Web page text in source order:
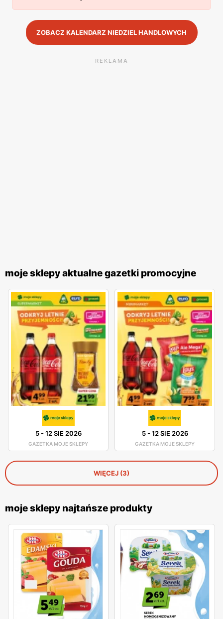
ZOBACZ KALENDARZ NIEDZIEL HANDLOWYCH
REKLAMA
moje sklepy aktualne gazetki promocyjne
5-12 SIE 2026
GAZETKA MOJE SKLEPY
5-12 SIE 2026
GAZETKA MOJE SKLEPY
WIĘCEJ (3)
moje sklepy najtańsze produkty